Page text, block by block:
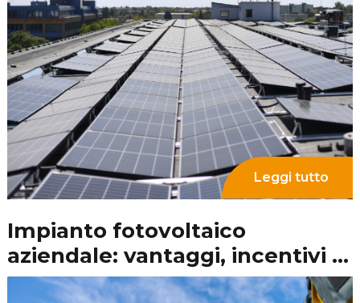
Impianto fotovoltaico con
accumulo: pro e contro